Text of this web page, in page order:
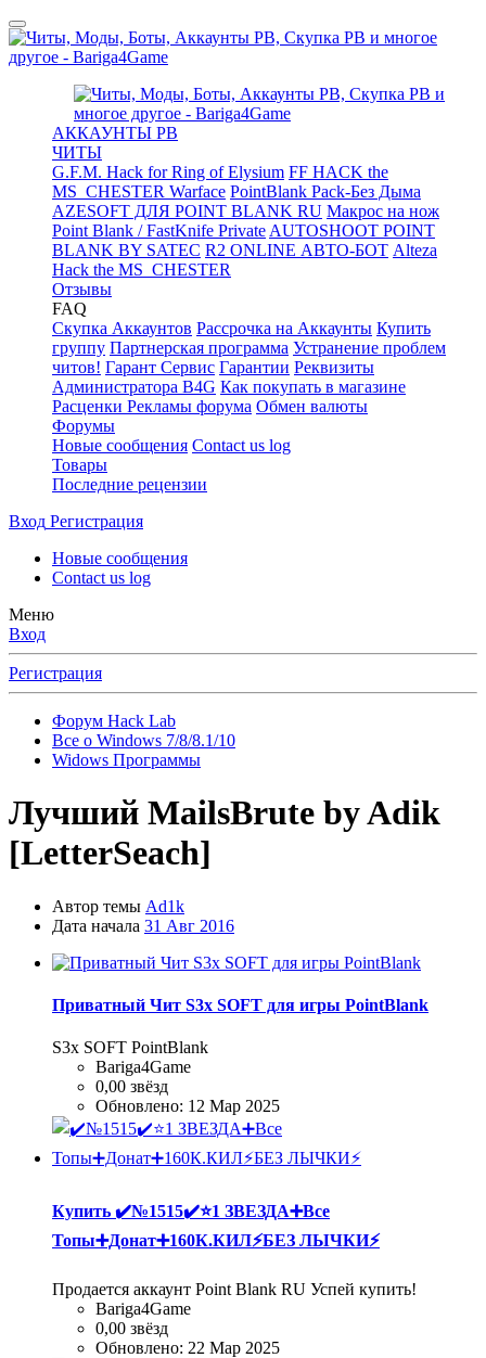
АККАУНТЫ PB
ЧИТЫ
G.F.M. Hack for Ring of Elysium FF HACK the
MS_CHESTER Warface PointBlank Pack-Без Дыма
AZESOFT ДЛЯ POINT BLANK RU Макрос на нож
Point Blank / FastKnife Private AUTOSHOOT POINT
BLANK BY SATEC R2 ONLINE АВТО-БОТ Alteza
Hack the MS_CHESTER
Отзывы
FAQ
Скупка Аккаунтов Рассрочка на Аккаунты Купить
группу Партнерская программа Устранение проблем
читов! Гарант Сервис Гарантии Реквизиты
Администратора B4G Как покупать в магазине
Расценки Рекламы форума Обмен валюты
Форумы
Новые сообщения Contact us log
Товары
Последние рецензии
Вход Регистрация
Новые сообщения
Contact us log
Меню
Вход
Регистрация
Форум Hack Lab
Все о Windows 7/8/8.1/10
Widows Программы
Лучший MailsBrute by Adik
[LetterSeach]
Автор темы Ad1k
Дата начала 31 Авг 2016
Приватный Чит S3x SOFT для игры PointBlank
S3x SOFT PointBlank
Bariga4Game
0,00 звёзд
Обновлено: 12 Мар 2025
Купить ✔️№1515✔️⭐️1 ЗВЕЗДА➕Все
Топы➕Донат➕160К.КИЛ⚡БЕЗ ЛЫЧКИ⚡
Продается аккаунт Point Blank RU Успей купить!
Bariga4Game
0,00 звёзд
Обновлено: 22 Мар 2025